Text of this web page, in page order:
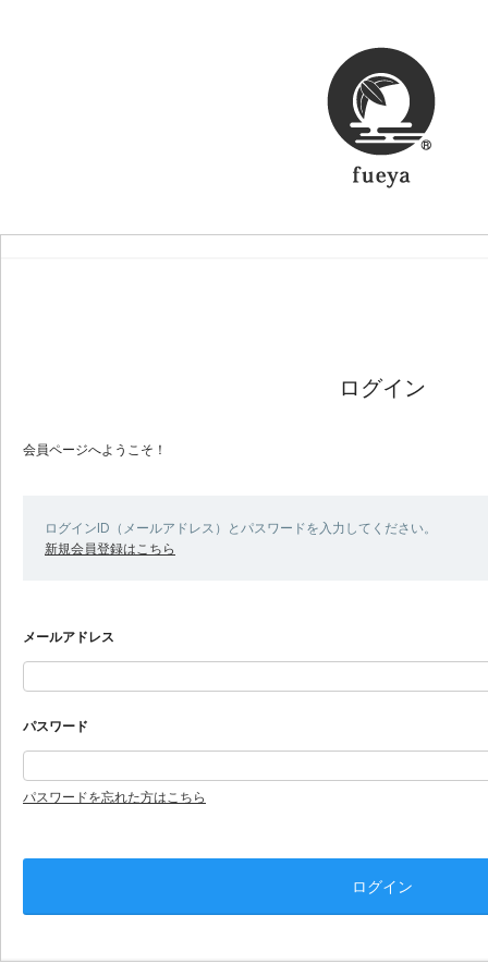
ログイン
会員ページへようこそ！
ログインID（メールアドレス）とパスワードを入力してください。
新規会員登録はこちら
メールアドレス
パスワード
パスワードを忘れた方はこちら